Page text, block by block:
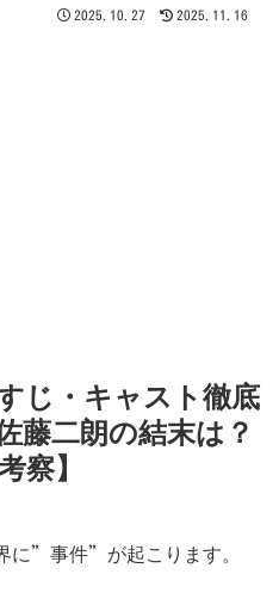
2025.10.27 2025.11.16
じ・キャスト徹底
藤二朗の結末は？
察】
に”事件”が起こります。